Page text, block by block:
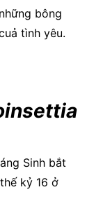
bông
tình yêu.
Sinh bắt
kỷ 16 ở